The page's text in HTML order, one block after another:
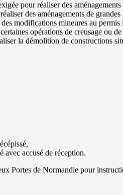
pour réaliser des
des aménagements de
modifications mineures au permis
opérations de creusage ou
la démolition de constructions
avec accusé de réception.
Portes de Normandie pour